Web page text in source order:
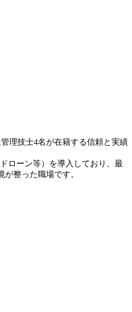
理技士4名が在籍する信頼と実績
ローン等）を導入しており、最
整った職場です。